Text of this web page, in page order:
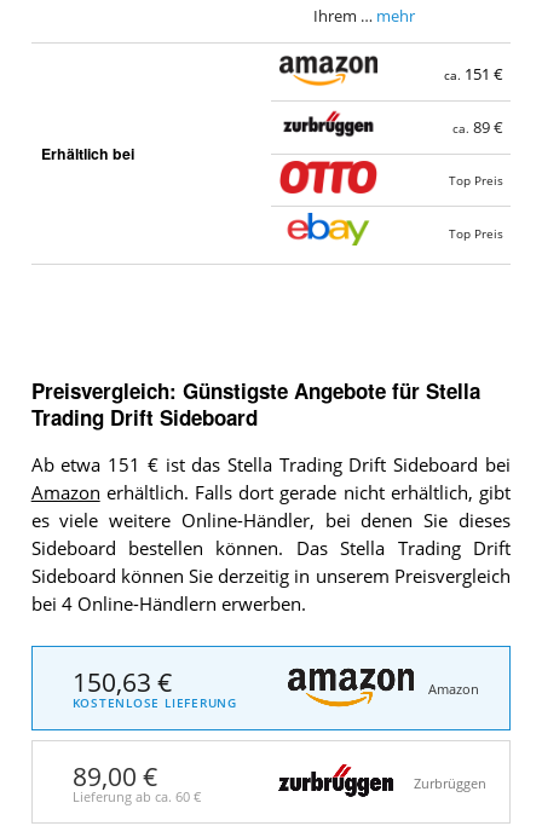
Ihrem … mehr
Erhältlich bei
ca. 151 €
ca. 89 €
Top Preis
Top Preis
Preisvergleich: Günstigste Angebote für Stella
Trading Drift Sideboard
Ab etwa 151 € ist das Stella Trading Drift Sideboard bei
Amazon erhältlich. Falls dort gerade nicht erhältlich, gibt
es viele weitere Online-Händler, bei denen Sie dieses
Sideboard bestellen können. Das Stella Trading Drift
Sideboard können Sie derzeitig in unserem Preisvergleich
bei 4 Online-Händlern erwerben.
150,63 €
KOSTENLOSE LIEFERUNG
Amazon
89,00 €
Lieferung ab ca. 60 €
Zurbrüggen